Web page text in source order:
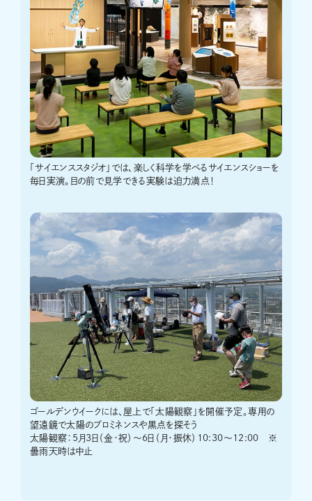
「サイエンススタジオ」では、楽しく科学を学べるサイエンスショーを
毎日実演。目の前で見学できる実験は迫力満点！
ゴールデンウイークには、屋上で「太陽観察」を開催予定。専用の
望遠鏡で太陽のプロミネンスや黒点を探そう
太陽観察：5月3日（金・祝）～6日（月・振休）10:30～12:00 ※
曇雨天時は中止